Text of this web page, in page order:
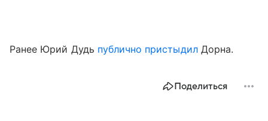
Ранее Юрий Дудь публично пристыдилДорна.
Поделиться